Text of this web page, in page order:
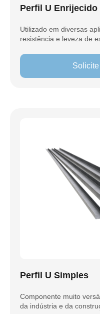
Perfil U Enrijecido
Utilizado em diversas
resistência e leveza de
Perfil U Simples
Componente muito
da indústria e da